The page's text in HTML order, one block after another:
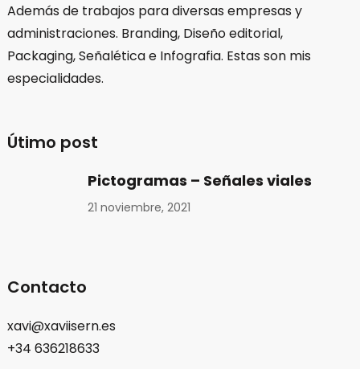
Además de trabajos para diversas empresas y
administraciones. Branding, Diseño editorial,
Packaging, Señalética e Infografia. Estas son mis
especialidades.
Útimo post
Pictogramas – Señales viales
21 noviembre, 2021
Contacto
xavi@xaviisern.es
+34 636218633